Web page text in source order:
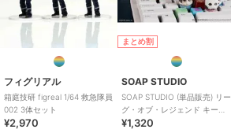
フィグリアル
箱庭技研 figreal 1/64 救急隊員
002 3体セット
¥2,970
まとめ割
SOAP STUDIO
SOAP STUDIO (単品販売) リー
グ・オブ・レジェンド キーキ
ャップ ブラインドボックス
¥1,320